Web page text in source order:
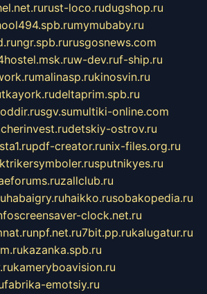
rust-loco.rudugshop.ru
mymubaby.ru
ngr.spb.rurusgosnews.com
w-dev.ruf-ship.ru
malinasp.rukinosvin.ru
deltaprim.spb.ru
sgv.sumultiki-online.com
cherinvest.rudetskiy-ostrov.ru
pdf-creator.runix-files.org.ru
sputnikyes.ru
zallclub.ru
habaigry.ruhaikko.rusobakopedia.ru
screensaver-clock.net.ru
npf.net.ru7bit.pp.rukalugatur.ru
kazanka.spb.ru
kameryboavision.ru
fabrika-emotsiy.ru